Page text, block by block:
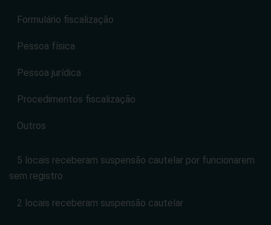
Formulário fiscalização
Pessoa física
Pessoa jurídica
Procedimentos fiscalização
Outros
5 locais receberam suspensão cautelar por funcionarem
sem registro
2 locais receberam suspensão cautelar